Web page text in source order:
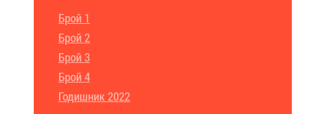
Брой 1
Брой 2
Брой 3
Брой 4
Годишник 2022